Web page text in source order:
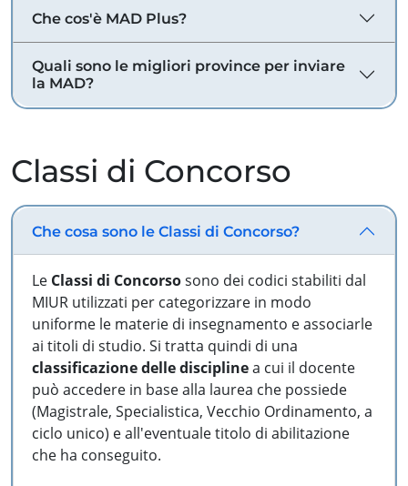
Che cos'è MAD Plus?
Quali sono le migliori province per inviare
la MAD?
Classi di Concorso
Che cosa sono le Classi di Concorso?
Le Classi di Concorsosono dei codici stabiliti dal
MIUR utilizzati per categorizzare in modo
uniforme le materie di insegnamento e associarle
ai titoli di studio. Si tratta quindi di una
classificazione delle disciplinea cui il docente
può accedere in base alla laurea che possiede
(Magistrale, Specialistica, Vecchio Ordinamento, a
ciclo unico) e all'eventuale titolo di abilitazione
che ha conseguito.